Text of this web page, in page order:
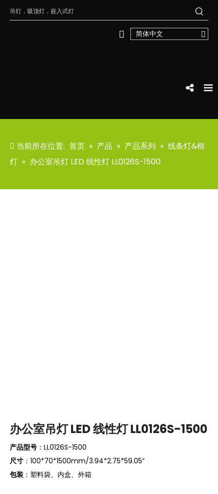
简体中文
当前所在位置: 首页 » 产品 » 产品系列 » 线条灯&框
灯 » 办公室吊灯 LED 线性灯 LL0126S-1500
办公室吊灯 LED 线性灯 LL0126S-1500
产品型号 ：LL0126S-1500
尺寸 ：100*70*1500mm/3.94*2.75*59.05”
包装 ：塑料袋、内盒、外箱